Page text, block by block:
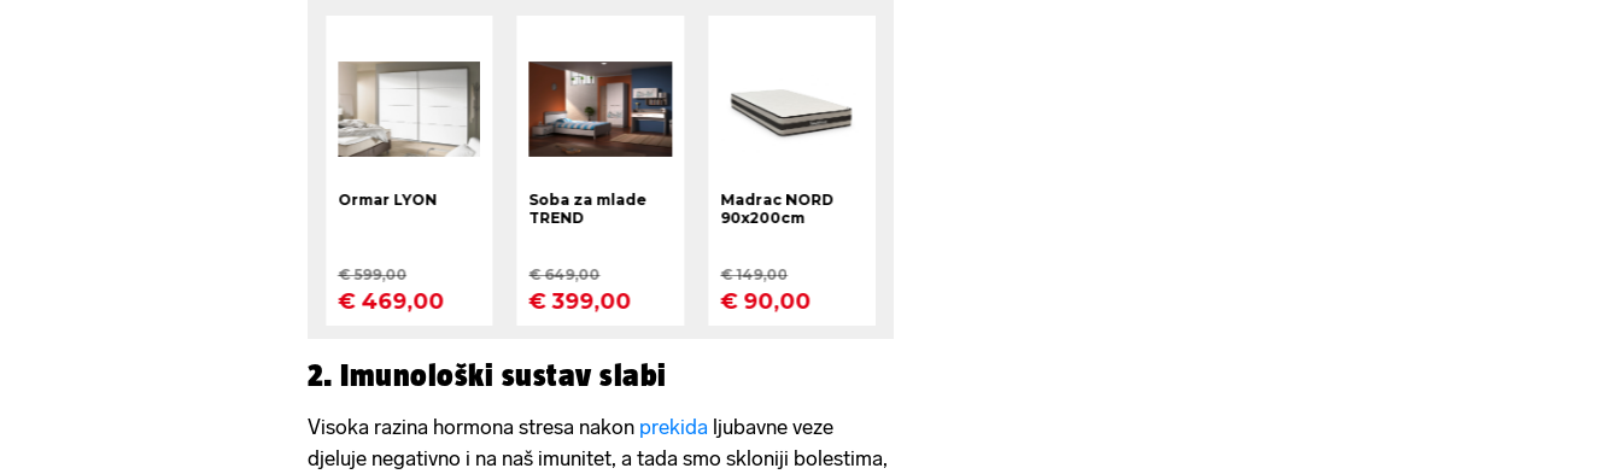
2. Imunološki sustav slabi
Visoka razina hormona stresa nakon prekida ljubavne veze
djeluje negativno i na naš imunitet, a tada smo skloniji bolestima,